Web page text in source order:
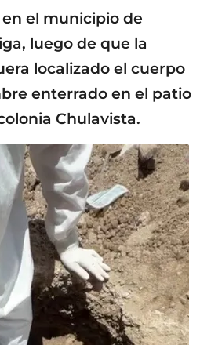
o
el municipio de
luego de que la
localizado el cuerpo
enterrado en el patio
Chulavista.